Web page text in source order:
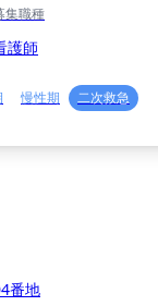
集職種
護師
慢性期
二次救急
番地